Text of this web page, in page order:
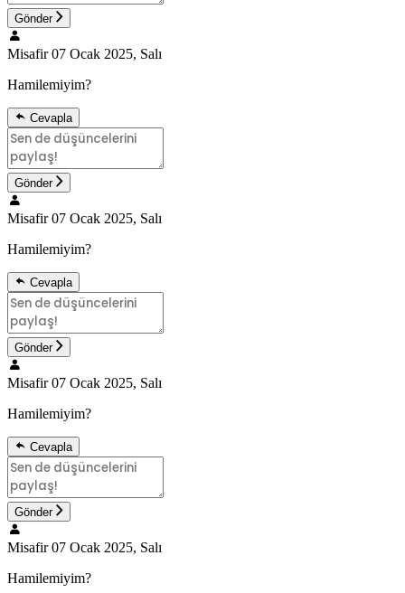
Gönder
Misafir 07 Ocak 2025, Salı
Hamilemiyim?
Cevapla
Gönder
Misafir 07 Ocak 2025, Salı
Hamilemiyim?
Cevapla
Gönder
Misafir 07 Ocak 2025, Salı
Hamilemiyim?
Cevapla
Gönder
Misafir 07 Ocak 2025, Salı
Hamilemiyim?